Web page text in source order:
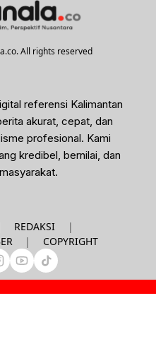
All rights reserved
referensi Kalimantan
akurat, cepat, dan
profesional. Kami
kredibel, bernilai, dan
REDAKSI
|
| COPYRIGHT